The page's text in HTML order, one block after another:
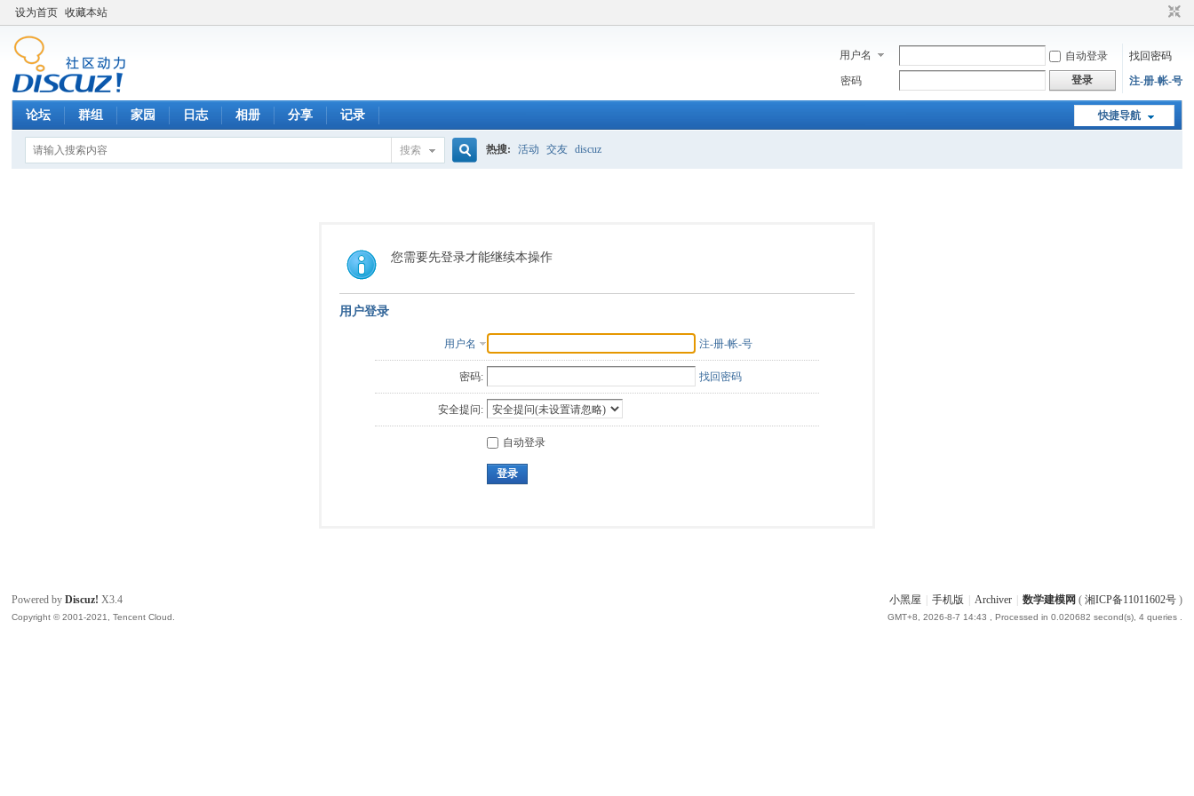
设为首页 收藏本站
用户名 自动登录
找回密码
密码
登录 注-册-帐-号
快捷导航
论坛 群组 家园 日志 相册 分享 记录
搜索
索
热搜: 活动 交友 discuz
您需要先登录才能继续本操作
用户登录
用户名 注-册-帐-号
密码: 找回密码
安全提问:
自动登录
登录
小黑屋 手机版 Archiver 数学建模网 ( 湘ICP备11011602号)
GMT+8, 2026-8-7 14:43 , Processed in 0.020682 second(s), 4 queries .
Powered byDiscuz! X3.4
Copyright © 2001-2021, Tencent Cloud.